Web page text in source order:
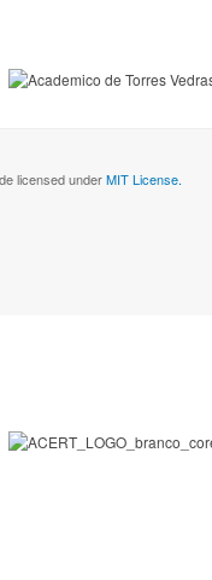
licensed underMIT License.